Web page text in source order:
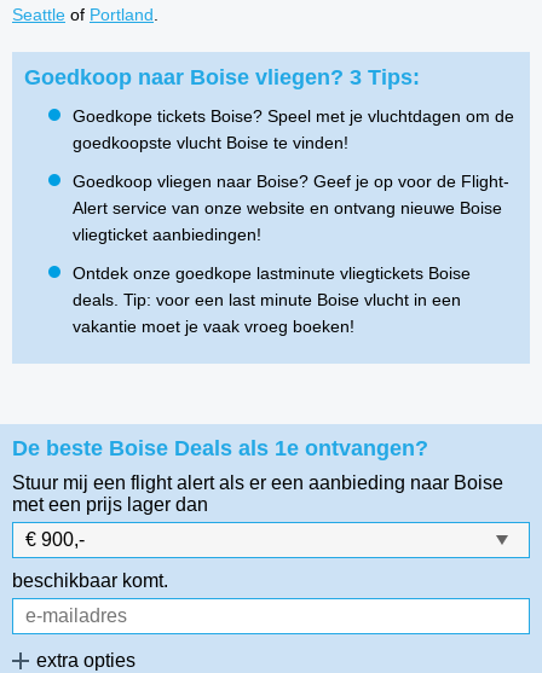
Seattle of Portland.
Goedkoop naar Boise vliegen? 3 Tips:
Goedkope tickets Boise? Speel met je vluchtdagen om de
goedkoopste vlucht Boise te vinden!
Goedkoop vliegen naar Boise? Geef je op voor de Flight-
Alert service van onze website en ontvang nieuwe Boise
vliegticket aanbiedingen!
Ontdek onze goedkope lastminute vliegtickets Boise
deals. Tip: voor een last minute Boise vlucht in een
vakantie moet je vaak vroeg boeken!
De beste Boise Deals als 1e ontvangen?
Stuur mij een flight alert als er een aanbieding naar Boise
met een prijs lager dan
beschikbaar komt.
extra opties